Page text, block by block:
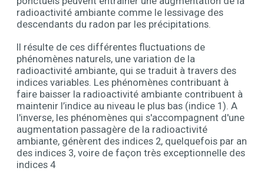
radioactivité ambiante comme le lessivage des
descendants du radon par les précipitations.
Il résulte de ces différentes fluctuations de
phénomènes naturels, une variation de la
radioactivité ambiante, qui se traduit à travers des
indices variables. Les phénomènes contribuant à
faire baisser la radioactivité ambiante contribuent à
maintenir l’indice au niveau le plus bas (indice 1). A
l'inverse, les phénomènes qui s'accompagnent d'une
augmentation passagère de la radioactivité
ambiante, génèrent des indices 2, quelquefois par an
des indices 3, voire de façon très exceptionnelle des
indices 4